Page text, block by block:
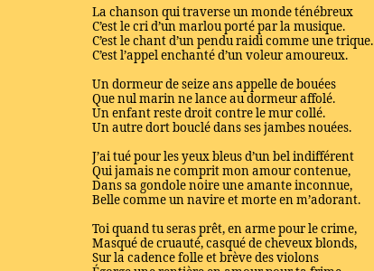
La chanson qui traverse un monde ténébreux
C’est le cri d’un marlou porté par la musique.
C’est le chant d’un pendu raidi comme une trique.
C’est l’appel enchanté d’un voleur amoureux.
Un dormeur de seize ans appelle de bouées
Que nul marin ne lance au dormeur affolé.
Un enfant reste droit contre le mur collé.
Un autre dort bouclé dans ses jambes nouées.
J’ai tué pour les yeux bleus d’un bel indifférent
Qui jamais ne comprit mon amour contenue,
Dans sa gondole noire une amante inconnue,
Belle comme un navire et morte en m’adorant.
Toi quand tu seras prêt, en arme pour le crime,
Masqué de cruauté, casqué de cheveux blonds,
Sur la cadence folle et brève des violons